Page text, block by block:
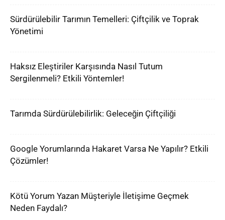
Sürdürülebilir Tarımın Temelleri: Çiftçilik ve Toprak
Yönetimi
Haksız Eleştiriler Karşısında Nasıl Tutum
Sergilenmeli? Etkili Yöntemler!
Tarımda Sürdürülebilirlik: Geleceğin Çiftçiliği
Google Yorumlarında Hakaret Varsa Ne Yapılır? Etkili
Çözümler!
Kötü Yorum Yazan Müşteriyle İletişime Geçmek
Neden Faydalı?